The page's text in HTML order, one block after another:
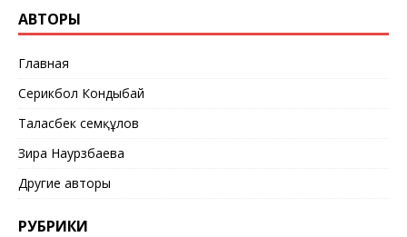
АВТОРЫ
Главная
Серикбол Кондыбай
Таласбек Әсемқұлов
Зира Наурзбаева
Другие авторы
РУБРИКИ